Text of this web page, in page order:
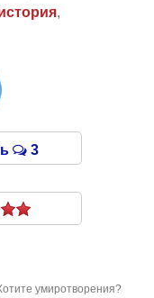
,
3
умиротворения?